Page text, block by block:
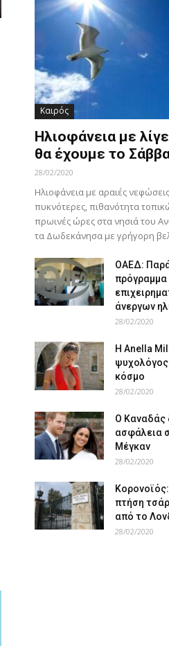
Καιρός
Ηλιοφάνεια με
θα έχουμε το
28/02/2020
Ηλιοφάνεια με αραιές
πυκνότερες, πιθανότητα
πρωινές ώρες στα νησιά του
τα Δωδεκάνησα με γρήγορη
ΟΑΕΔ:
πρόγραμμα
άνεργων
28/02/2020
Η Anella
ψυχολόγος
κόσμο
28/02/2020
Ο Καναδάς
ασφάλεια
Μέγκαν
28/02/2020
πτήση
από το
28/02/2020